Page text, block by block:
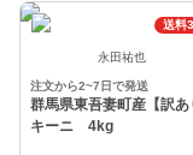
送料
永田祐也
注文から2~7日で発送
群馬県東吾妻町産【訳あ
キーニ 4kg